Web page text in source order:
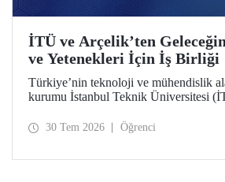
İTÜ ve Arçelik’ten
ve Yetenekleri İçin İş Birliği
Türkiye’nin teknoloji ve mühendislik
kurumu İstanbul Teknik Üniversitesi
imza attı. Protokol, ortak bilimsel
30 Tem 2026 Öğrenci